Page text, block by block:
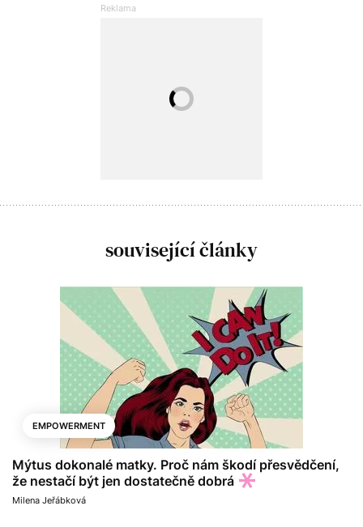
související články
EMPOWERMENT
Mýtus dokonalé matky. Proč nám škodí přesvědčení,
že nestačí být jen dostatečně dobrá
Milena Jeřábková